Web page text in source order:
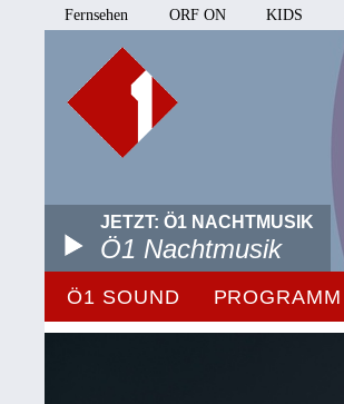
Fernsehen ORF ON KIDS
JETZT: Ö1 NACHTMUSIK
Ö1 Nachtmusik
Ö1 SOUND PROGRAMM